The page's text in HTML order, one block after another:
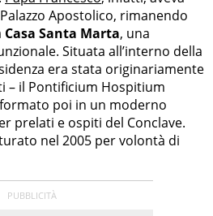
Apostolico, rimanendo
Casa Santa Marta, una
Situata all’interno della
era stata originariamente
– il Pontificium Hospitium
poi in un moderno
prelati e ospiti del Conclave.
nel 2005 per volontà di